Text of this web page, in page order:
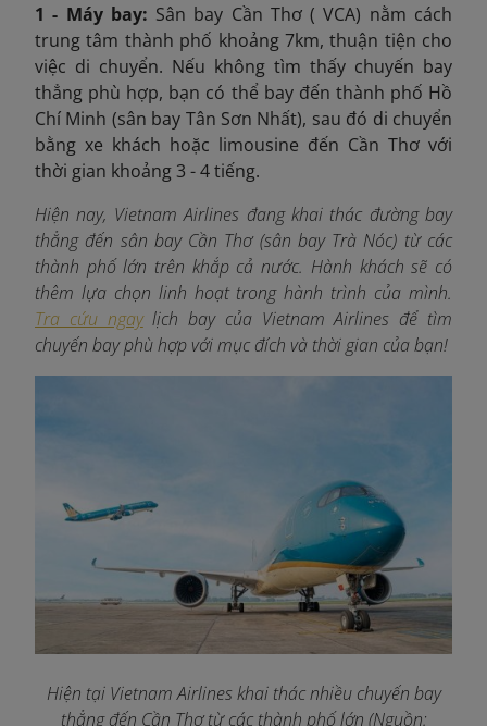
1 - Máy bay: Sân bay Cần Thơ ( VCA) nằm cách
trung tâm thành phố khoảng 7km, thuận tiện cho
việc di chuyển. Nếu không tìm thấy chuyến bay
thẳng phù hợp, bạn có thể bay đến thành phố Hồ
Chí Minh (sân bay Tân Sơn Nhất), sau đó di chuyển
bằng xe khách hoặc limousine đến Cần Thơ với
thời gian khoảng 3 - 4 tiếng.
Hiện nay, Vietnam Airlines đang khai thác đường bay
thẳng đến sân bay Cần Thơ (sân bay Trà Nóc) từ các
thành phố lớn trên khắp cả nước. Hành khách sẽ có
thêm lựa chọn linh hoạt trong hành trình của mình.
Tra cứu ngaylịch bay của Vietnam Airlines để tìm
chuyến bay phù hợp với mục đích và thời gian của bạn!
Hiện tại Vietnam Airlines khai thác nhiều chuyến bay
thẳng đến Cần Thơ từ các thành phố lớn (Nguồn: